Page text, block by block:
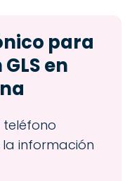
para
en
información